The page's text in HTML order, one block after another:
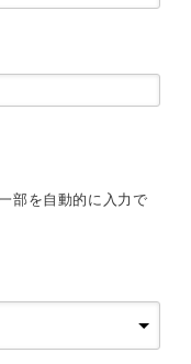
部を自動的に入力で